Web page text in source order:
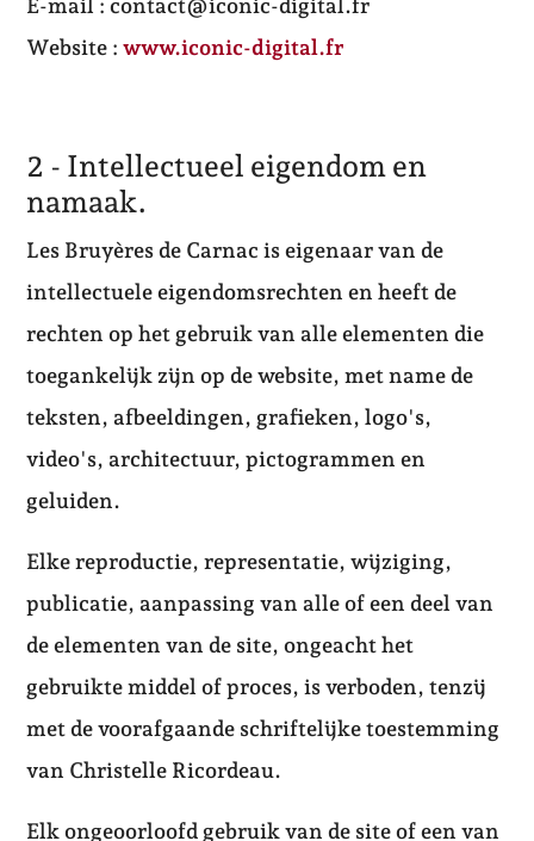
E-mail : contact@iconic-digital.fr
Website :www.iconic-digital.fr
2 - Intellectueel eigendom en
namaak.
Les Bruyères de Carnac is eigenaar van de
intellectuele eigendomsrechten en heeft de
rechten op het gebruik van alle elementen die
toegankelijk zijn op de website, met name de
teksten, afbeeldingen, grafieken, logo's,
video's, architectuur, pictogrammen en
geluiden.
Elke reproductie, representatie, wijziging,
publicatie, aanpassing van alle of een deel van
de elementen van de site, ongeacht het
gebruikte middel of proces, is verboden, tenzij
met de voorafgaande schriftelijke toestemming
van Christelle Ricordeau.
Elk ongeoorloofd gebruik van de site of een van